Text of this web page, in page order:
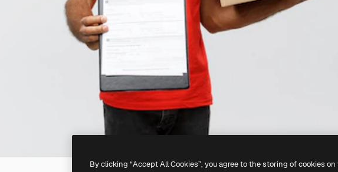
By clicking “Accept All Cookies”, you agree to the storing of cookies